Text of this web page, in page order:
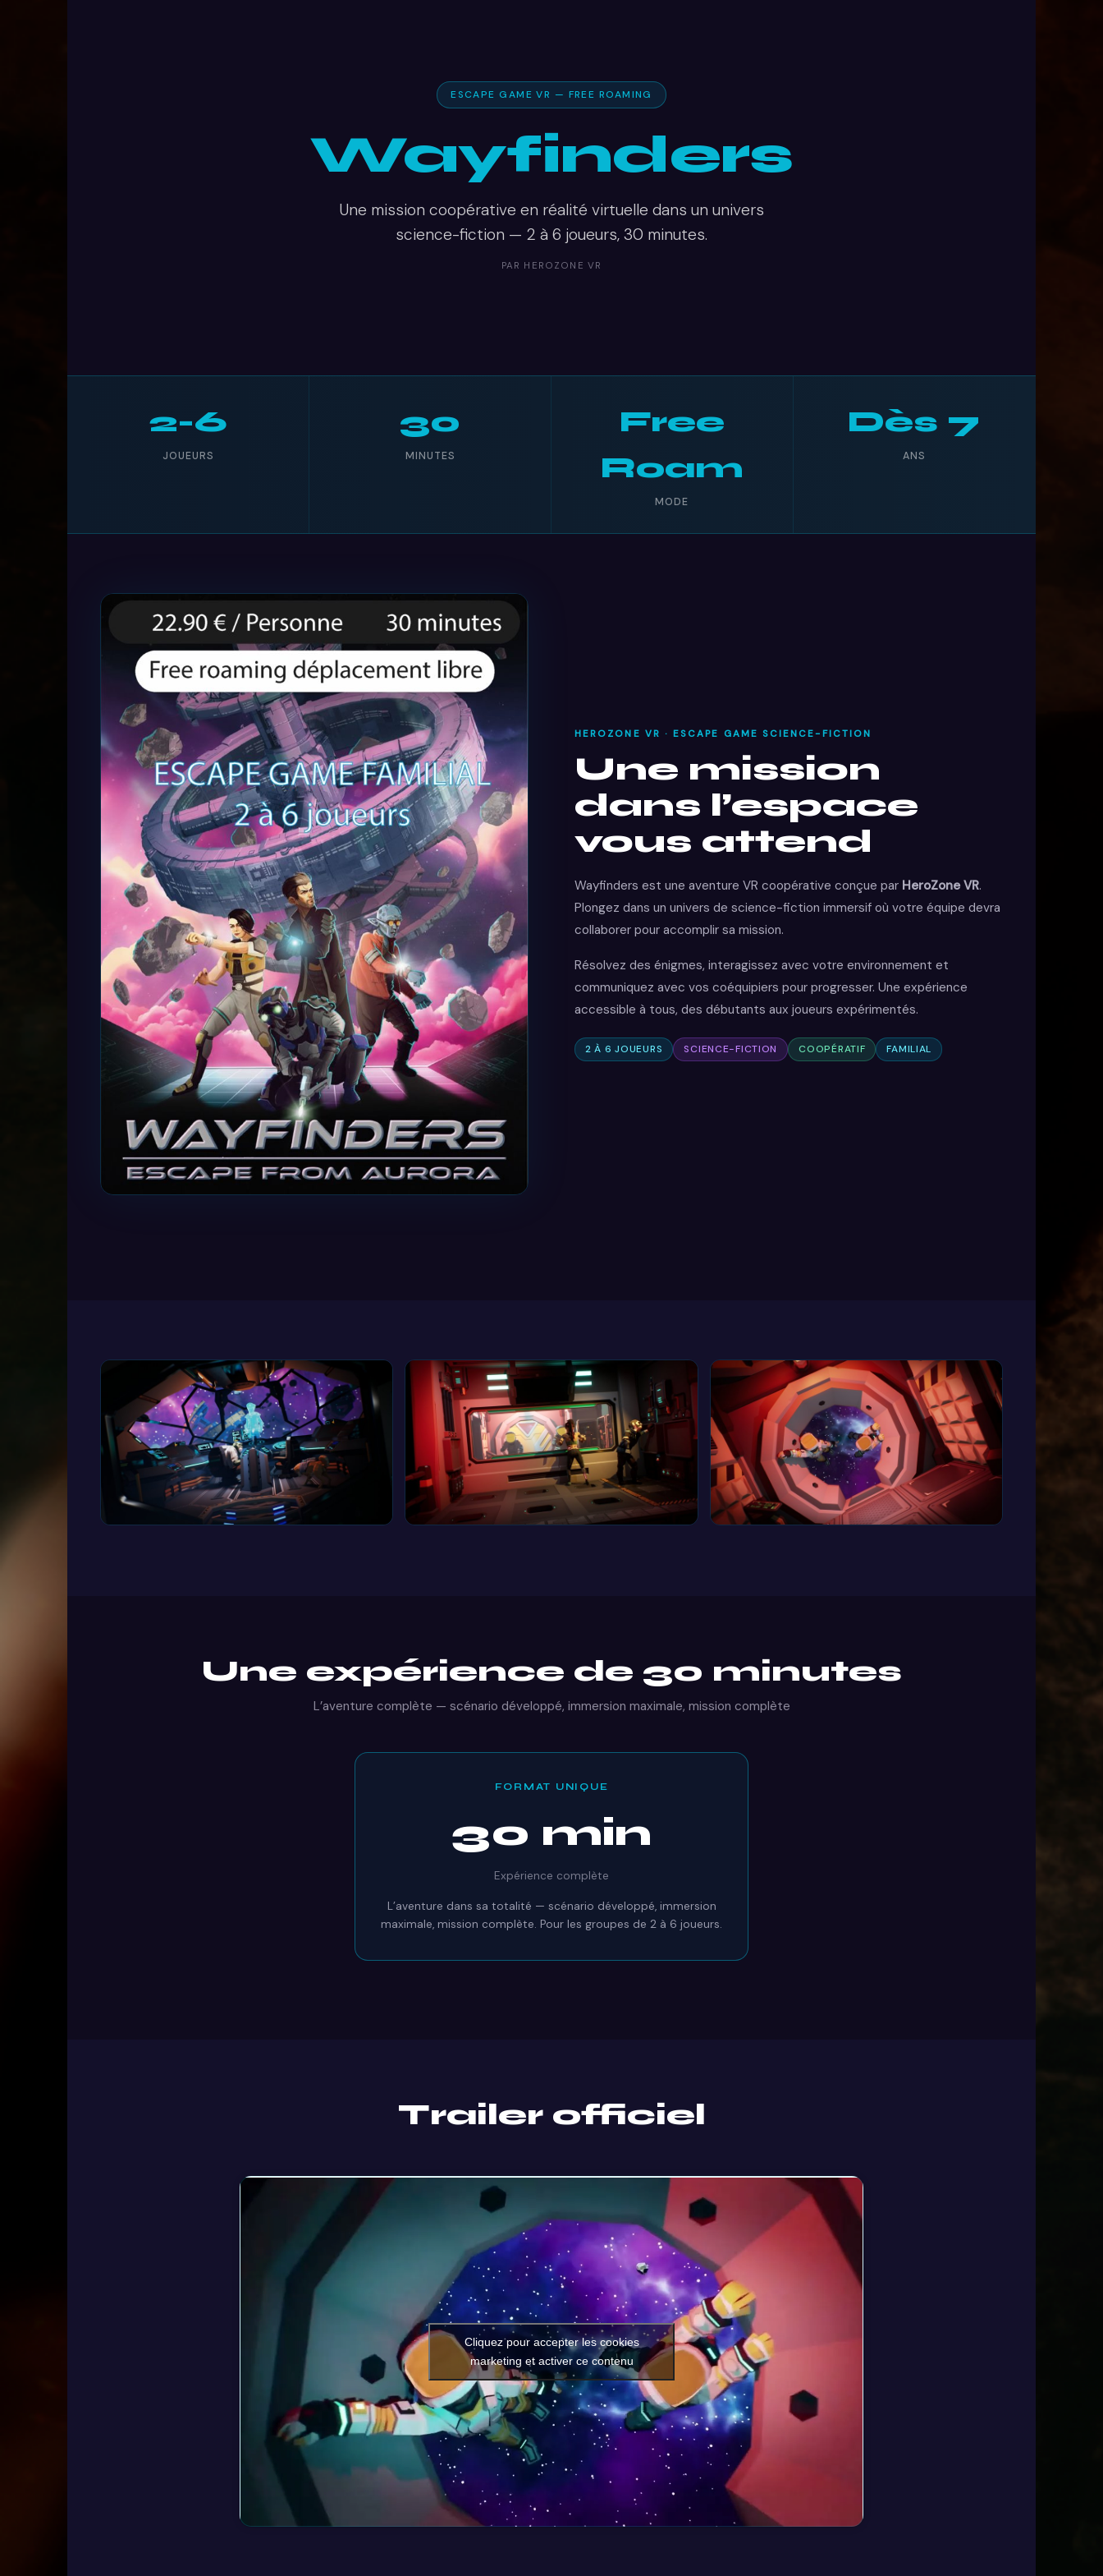
ESCAPE GAME VR — FREE ROAMING
Wayfinders
Une mission coopérative en réalité virtuelle dans un univers
science-fiction — 2 à 6 joueurs, 30 minutes.
PAR HEROZONE VR
2-6
JOUEURS
30
MINUTES
Free
Roam
MODE
Dès 7
ANS
HEROZONE VR · ESCAPE GAME SCIENCE-FICTION
Une mission
dans l’espace
vous attend
Wayfinders est une aventure VR coopérative conçue par HeroZone VR.
Plongez dans un univers de science-fiction immersif où votre équipe devra
collaborer pour accomplir sa mission.
Résolvez des énigmes, interagissez avec votre environnement et
communiquez avec vos coéquipiers pour progresser. Une expérience
accessible à tous, des débutants aux joueurs expérimentés.
2 À 6 JOUEURS SCIENCE-FICTION COOPÉRATIF FAMILIAL
Une expérience de 30 minutes
L’aventure complète — scénario développé, immersion maximale, mission complète
FORMAT UNIQUE
30 min
Expérience complète
L’aventure dans sa totalité — scénario développé, immersion
maximale, mission complète. Pour les groupes de 2 à 6 joueurs.
Trailer officiel
Cliquez pour accepter les cookies
marketing et activer ce contenu